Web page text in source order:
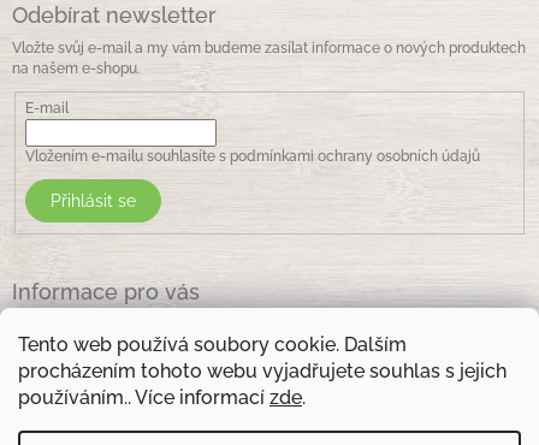
Tento web používá soubory cookie. Dalším
procházením tohoto webu vyjadřujete souhlas s jejich
používáním.. Více informací zde.
Odebírat newsletter
Vložte svůj e-mail a my vám budeme zasílat informace o nových produktech
na našem e-shopu.
E-mail
Vložením e-mailu souhlasíte s podmínkami ochrany osobních údajů
Přihlásit se
Informace pro vás
Obchodní podmínky
Podmínky ochrany osobních údajů
Kontakty